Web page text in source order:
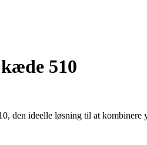
510
den ideelle løsning til at kombinere